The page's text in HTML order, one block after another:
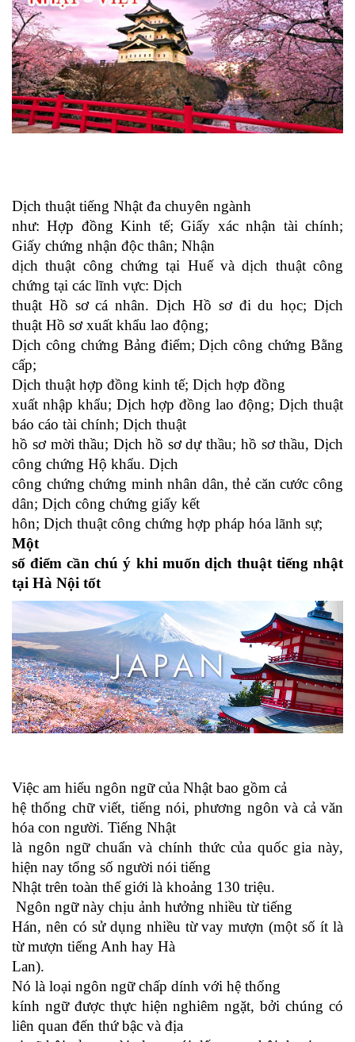
Dịch thuật tiếng Nhật đa chuyên ngành
như: Hợp đồng Kinh tế; Giấy xác nhận tài chính;
Giấy chứng nhận độc thân; Nhận
dịch thuật công chứng tại Huế và dịch thuật công
chứng tại các lĩnh vực: Dịch
thuật Hồ sơ cá nhân. Dịch Hồ sơ đi du học; Dịch
thuật Hồ sơ xuất khẩu lao động;
Dịch công chứng Bảng điểm; Dịch công chứng Bằng
cấp;
Dịch thuật hợp đồng kinh tế; Dịch hợp đồng
xuất nhập khẩu; Dịch hợp đồng lao động; Dịch thuật
báo cáo tài chính; Dịch thuật
hồ sơ mời thầu; Dịch hồ sơ dự thầu; hồ sơ thầu, Dịch
công chứng Hộ khẩu. Dịch
công chứng chứng minh nhân dân, thẻ căn cước công
dân; Dịch công chứng giấy kết
hôn; Dịch thuật công chứng hợp pháp hóa lãnh sự;
Một
số điểm cần chú ý khi muốn dịch thuật tiếng nhật
tại Hà Nội tốt
Việc am hiểu ngôn ngữ của Nhật bao gồm cả
hệ thống chữ viết, tiếng nói, phương ngôn và cả văn
hóa con người. Tiếng Nhật
là ngôn ngữ chuẩn và chính thức của quốc gia này,
hiện nay tổng số người nói tiếng
Nhật trên toàn thế giới là khoảng 130 triệu.
Ngôn ngữ này chịu ảnh hưởng nhiều từ tiếng
Hán, nên có sử dụng nhiều từ vay mượn (một số ít là
từ mượn tiếng Anh hay Hà
Lan).
Nó là loại ngôn ngữ chấp dính với hệ thống
kính ngữ được thực hiện nghiêm ngặt, bởi chúng có
liên quan đến thứ bậc và địa